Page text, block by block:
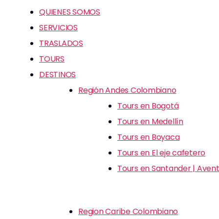
QUIENES SOMOS
SERVICIOS
TRASLADOS
TOURS
DESTINOS
Región Andes Colombiano
Tours en Bogotá
Tours en Medellín
Tours en Boyaca
Tours en El eje cafetero
Tours en Santander |
Region Caribe Colombiano